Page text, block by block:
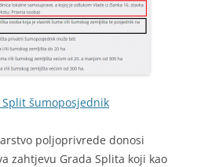
Split šumoposjednik
poljoprivrede donosi
zahtjevu Grada Splita koji kao